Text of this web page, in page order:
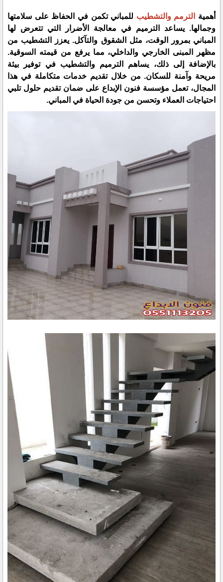
أهمية الترمم والتشطيب للمباني تكمن في الحفاظ على سلامتها
وجمالها. يساعد الترميم في معالجة الأضرار التي تتعرض لها
المباني بمرور الوقت، مثل الشقوق والتآكل. يعزز التشطيب من
مظهر المبنى الخارجي والداخلي، مما يرفع من قيمته السوقية.
بالإضافة إلى ذلك، يساهم الترميم والتشطيب في توفير بيئة
مريحة وآمنة للسكان. من خلال تقديم خدمات متكاملة في هذا
المجال، تعمل مؤسسة فنون الإبداع على ضمان تقديم حلول تلبي
احتياجات العملاء وتحسن من جودة الحياة في المباني.